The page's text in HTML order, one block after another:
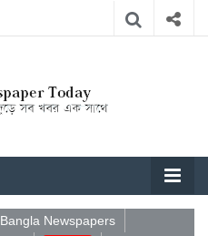
Bangla Newspapers